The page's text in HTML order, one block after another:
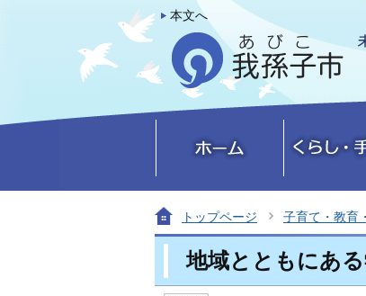
本文へ
トップページ 子育て・教育
地域とともにあ